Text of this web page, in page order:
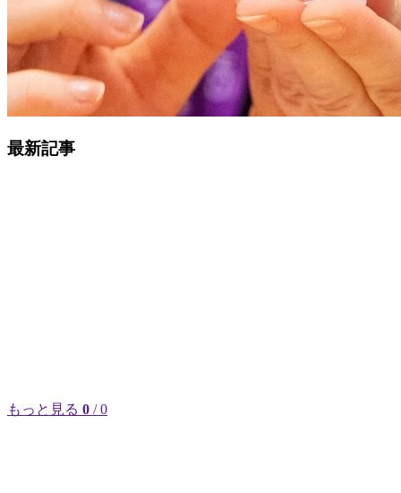
最新記事
もっと見る 0 / 0